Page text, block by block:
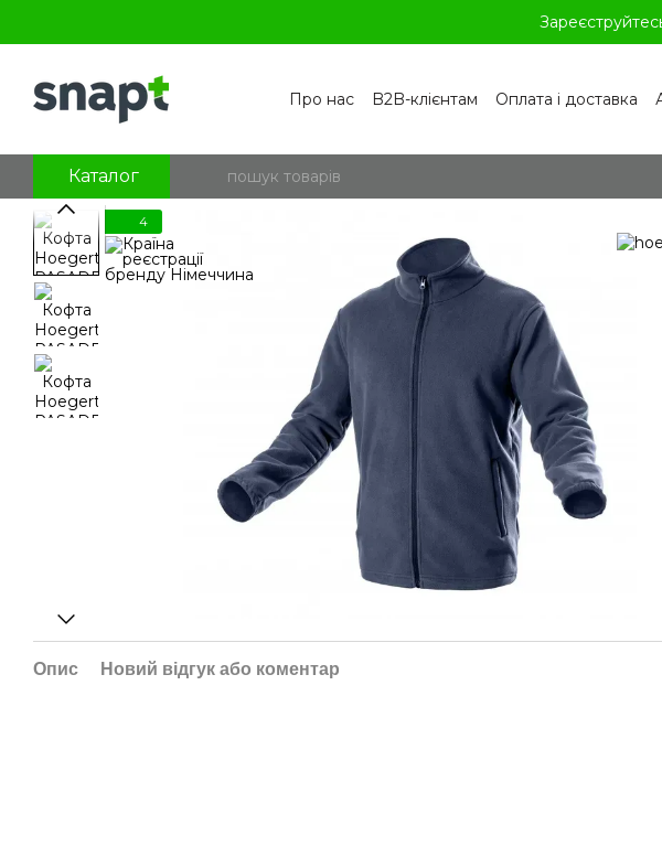
Про нас B2B-клієнтам Оплата і доставка
Блог
Каталог
4
Опис Новий відгук або коментар